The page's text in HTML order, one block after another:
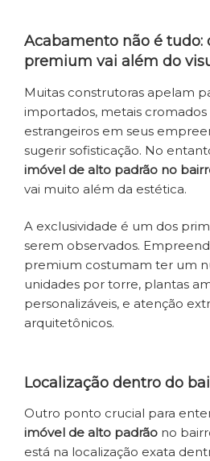
Acabamento não é tudo:
premium vai além do
Muitas construtoras apelam
importados, metais
estrangeiros em seus
sugerir sofisticação. No
imóvel de alto padrão no
vai muito além da estética.
A exclusividade é um dos
serem observados.
premium costumam ter um
unidades por torre, plantas
personalizáveis, e atenção
arquitetônicos.
Localização dentro do
Outro ponto crucial para
imóvel de alto padrão no
está na localização exata